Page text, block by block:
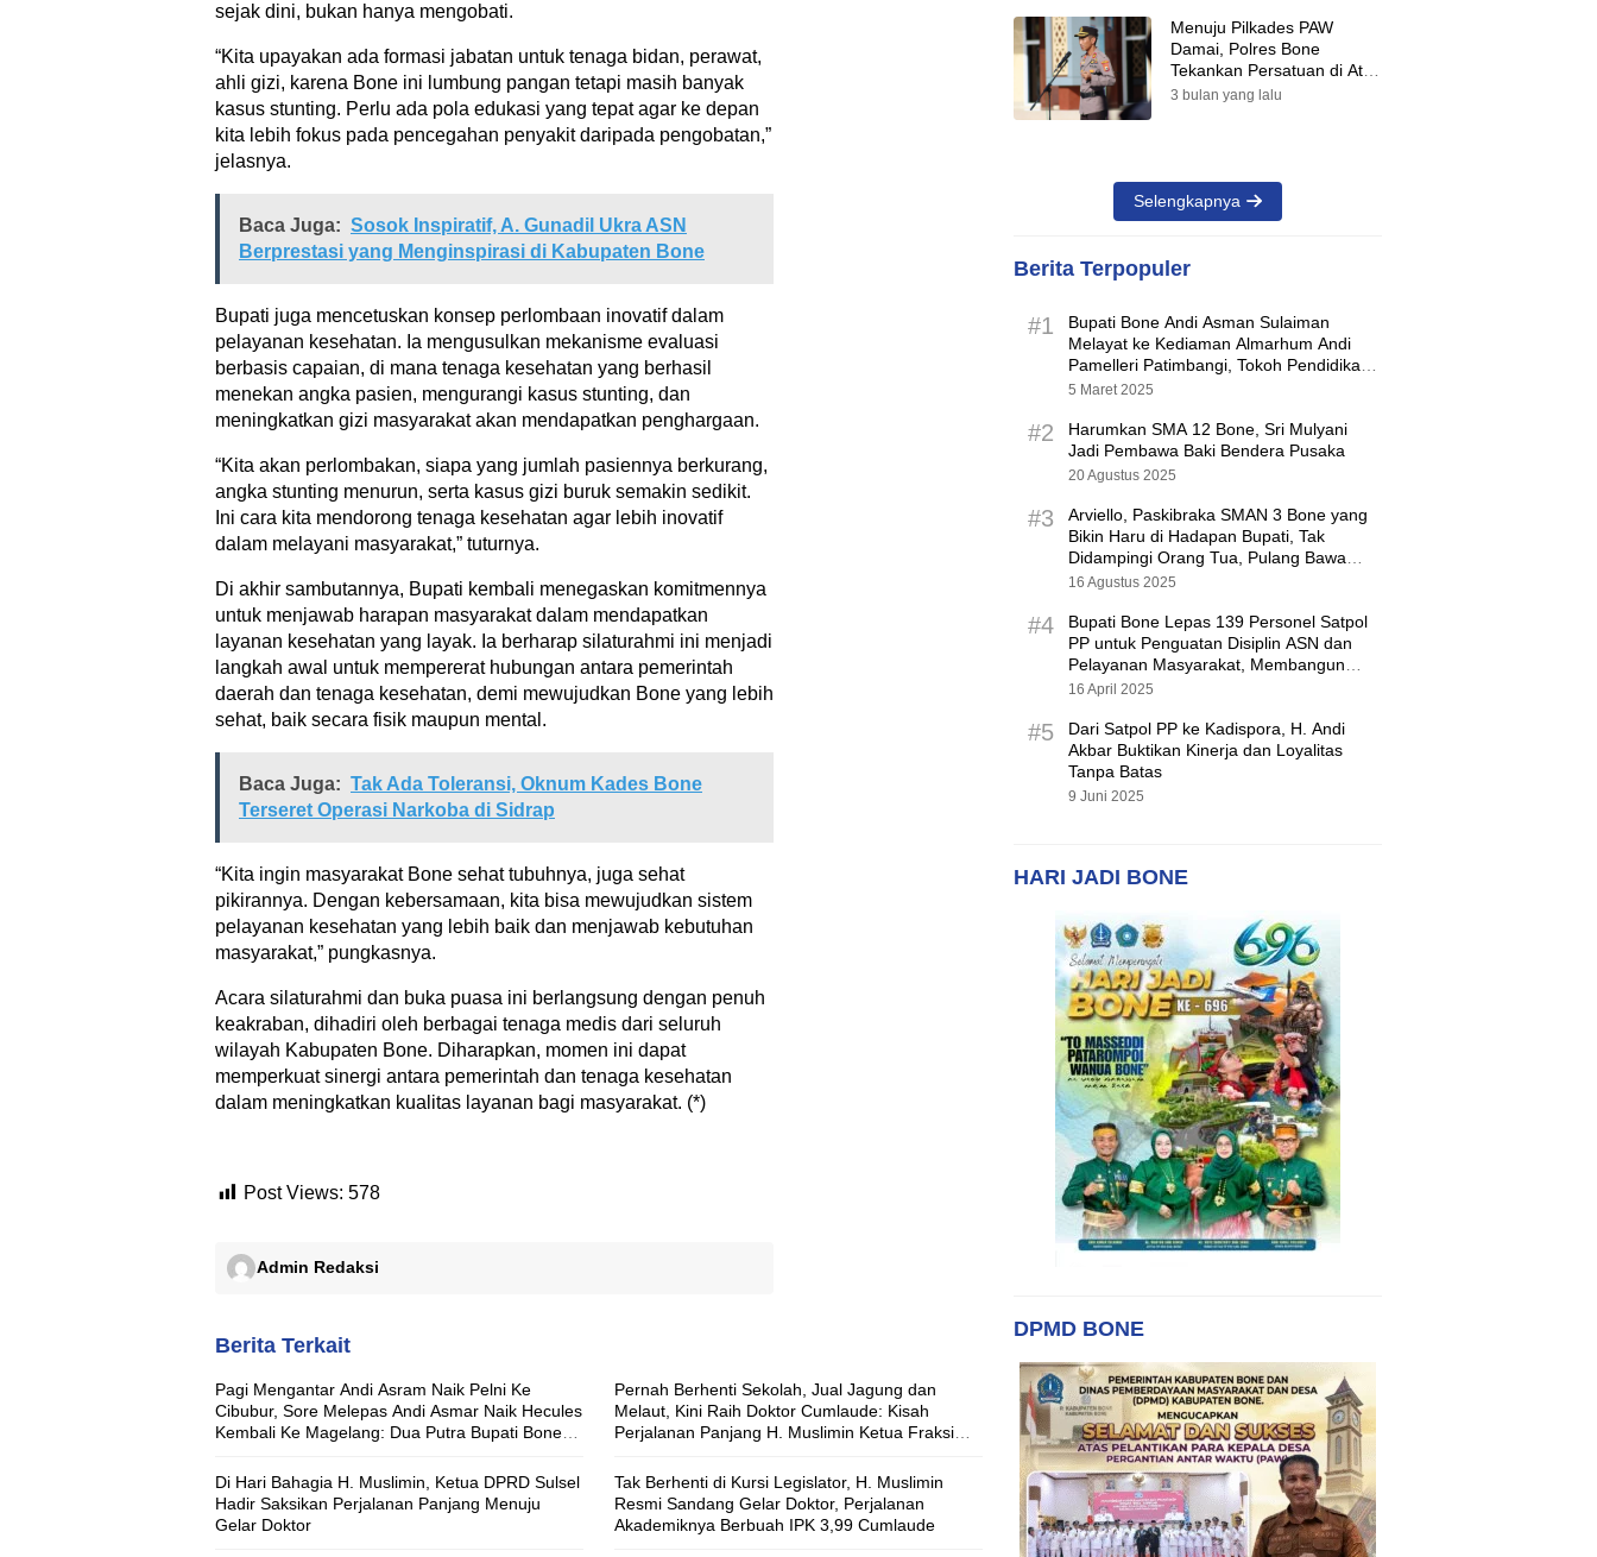
sejak dini, bukan hanya mengobati.
“Kita upayakan ada formasi jabatan untuk tenaga bidan, perawat,
ahli gizi, karena Bone ini lumbung pangan tetapi masih banyak
kasus stunting. Perlu ada pola edukasi yang tepat agar ke depan
kita lebih fokus pada pencegahan penyakit daripada pengobatan,”
jelasnya.
Baca Juga: Sosok Inspiratif, A. Gunadil Ukra ASN
Berprestasi yang Menginspirasi di Kabupaten Bone
Bupati juga mencetuskan konsep perlombaan inovatif dalam
pelayanan kesehatan. Ia mengusulkan mekanisme evaluasi
berbasis capaian, di mana tenaga kesehatan yang berhasil
menekan angka pasien, mengurangi kasus stunting, dan
meningkatkan gizi masyarakat akan mendapatkan penghargaan.
“Kita akan perlombakan, siapa yang jumlah pasiennya berkurang,
angka stunting menurun, serta kasus gizi buruk semakin sedikit.
Ini cara kita mendorong tenaga kesehatan agar lebih inovatif
dalam melayani masyarakat,” tuturnya.
Di akhir sambutannya, Bupati kembali menegaskan komitmennya
untuk menjawab harapan masyarakat dalam mendapatkan
layanan kesehatan yang layak. Ia berharap silaturahmi ini menjadi
langkah awal untuk mempererat hubungan antara pemerintah
daerah dan tenaga kesehatan, demi mewujudkan Bone yang lebih
sehat, baik secara fisik maupun mental.
Baca Juga: Tak Ada Toleransi, Oknum Kades Bone
Terseret Operasi Narkoba di Sidrap
“Kita ingin masyarakat Bone sehat tubuhnya, juga sehat
pikirannya. Dengan kebersamaan, kita bisa mewujudkan sistem
pelayanan kesehatan yang lebih baik dan menjawab kebutuhan
masyarakat,” pungkasnya.
Acara silaturahmi dan buka puasa ini berlangsung dengan penuh
keakraban, dihadiri oleh berbagai tenaga medis dari seluruh
wilayah Kabupaten Bone. Diharapkan, momen ini dapat
memperkuat sinergi antara pemerintah dan tenaga kesehatan
dalam meningkatkan kualitas layanan bagi masyarakat. (*)
Post Views: 578
Admin Redaksi
Berita Terkait
Pagi Mengantar Andi Asram Naik Pelni Ke
Cibubur, Sore Melepas Andi Asmar Naik Hecules
Kembali Ke Magelang: Dua Putra Bupati Bone
Sama ‘Jaga Nama Baik Daerah’
Pernah Berhenti Sekolah, Jual Jagung dan
Melaut, Kini Raih Doktor Cumlaude: Kisah
Perjalanan Panjang H. Muslimin Ketua Fraksi
Di Hari Bahagia H. Muslimin, Ketua DPRD Sulsel
Hadir Saksikan Perjalanan Panjang Menuju
Gelar Doktor
Tak Berhenti di Kursi Legislator, H. Muslimin
Resmi Sandang Gelar Doktor, Perjalanan
Akademiknya Berbuah IPK 3,99 Cumlaude
Menuju Pilkades PAW
Damai, Polres Bone
Tekankan Persatuan di Atas
Perbedaan Pilihan
3 bulan yang lalu
Selengkapnya
Berita Terpopuler
#1
Bupati Bone Andi Asman Sulaiman
Melayat ke Kediaman Almarhum Andi
Pamelleri Patimbangi, Tokoh Pendidikan
Kabupaten Bone
5 Maret 2025
#2
Harumkan SMA 12 Bone, Sri Mulyani
Jadi Pembawa Baki Bendera Pusaka
20 Agustus 2025
#3
Arviello, Paskibraka SMAN 3 Bone yang
Bikin Haru di Hadapan Bupati, Tak
Didampingi Orang Tua, Pulang Bawa
Hadiah Motor
16 Agustus 2025
#4
Bupati Bone Lepas 139 Personel Satpol
PP untuk Penguatan Disiplin ASN dan
Pelayanan Masyarakat, Membangun
Pemerintahan yang Tertib dan Melayani
16 April 2025
#5
Dari Satpol PP ke Kadispora, H. Andi
Akbar Buktikan Kinerja dan Loyalitas
Tanpa Batas
9 Juni 2025
HARI JADI BONE
DPMD BONE